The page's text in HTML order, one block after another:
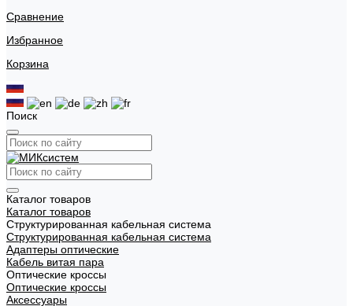
Сравнение
Избранное
Корзина
Поиск
Каталог товаров
Каталог товаров
Структурированная кабельная система
Структурированная кабельная система
Адаптеры оптические
Кабель витая пара
Оптические кроссы
Оптические кроссы
Аксессуары